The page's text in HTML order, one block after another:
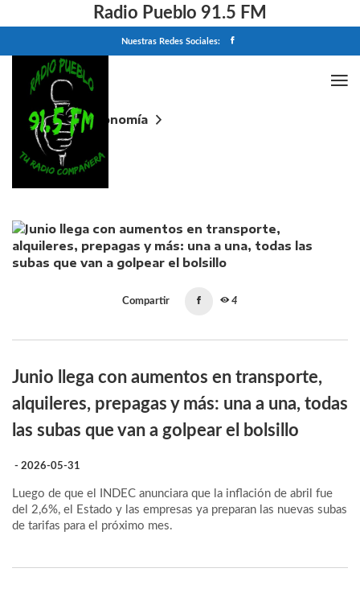
Radio Pueblo 91.5 FM
Nuestras Redes Sociales:
Home
Economía
Junio llega con aumentos en transporte, alquileres,
prepagas y más: una a una, todas las subas que van a
golpear el bolsillo
Compartir 4
Junio llega con aumentos en transporte,
alquileres, prepagas y más: una a una, todas
las subas que van a golpear el bolsillo
- 2026-05-31
Luego de que el INDEC anunciara que la inflación de abril fue
del 2,6%, el Estado y las empresas ya preparan las nuevas subas
de tarifas para el próximo mes.